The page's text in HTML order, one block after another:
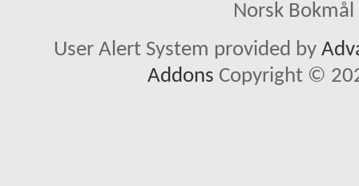
Norsk
User Alert System provided by
Addons Copyright ©